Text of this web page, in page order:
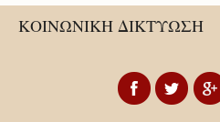
ΚΟΙΝΩΝΙΚΗ ΔΙΚΤΥΩΣΗ